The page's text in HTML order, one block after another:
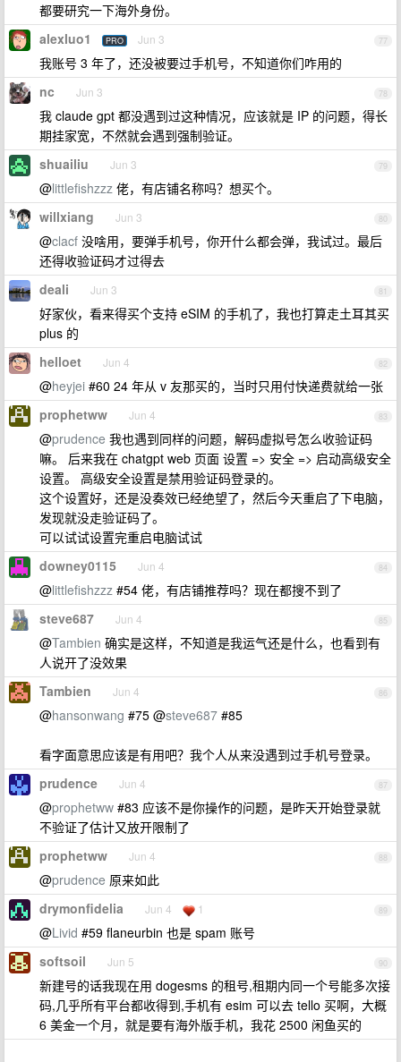
都要研究一下海外身份。
77
alexluo1 PRO Jun 3
我账号 3 年了，还没被要过手机号，不知道你们咋用的
78
nc Jun 3
我 claude gpt 都没遇到过这种情况，应该就是 IP 的问题，得长
期挂家宽，不然就会遇到强制验证。
79
shuailiu Jun 3
@littlefishzzz 佬，有店铺名称吗？想买个。
80
willxiang Jun 3
@clacf 没啥用，要弹手机号，你开什么都会弹，我试过。最后
还得收验证码才过得去
81
deali Jun 3
好家伙，看来得买个支持 eSIM 的手机了，我也打算走土耳其买
plus 的
82
helloet Jun 4
@heyjei #60 24 年从 v 友那买的，当时只用付快递费就给一张
83
prophetww Jun 4
@prudence 我也遇到同样的问题，解码虚拟号怎么收验证码
嘛。 后来我在 chatgpt web 页面 设置 => 安全 => 启动高级安全
设置。 高级安全设置是禁用验证码登录的。
这个设置好，还是没奏效已经绝望了，然后今天重启了下电脑，
发现就没走验证码了。
可以试试设置完重启电脑试试
84
downey0115 Jun 4
@littlefishzzz #54 佬，有店铺推荐吗？现在都搜不到了
85
steve687 Jun 4
@Tambien 确实是这样，不知道是我运气还是什么，也看到有
人说开了没效果
86
Tambien Jun 4
@hansonwang #75 @steve687 #85
看字面意思应该是有用吧？我个人从来没遇到过手机号登录。
87
prudence Jun 4
@prophetww #83 应该不是你操作的问题，是昨天开始登录就
不验证了估计又放开限制了
88
prophetww Jun 4
@prudence 原来如此
89
drymonfidelia Jun 4 1
@Livid #59 flaneurbin 也是 spam 账号
90
softsoil Jun 5
新建号的话我现在用 dogesms 的租号,租期内同一个号能多次接
码,几乎所有平台都收得到,手机有 esim 可以去 tello 买啊，大概
6 美金一个月，就是要有海外版手机，我花 2500 闲鱼买的